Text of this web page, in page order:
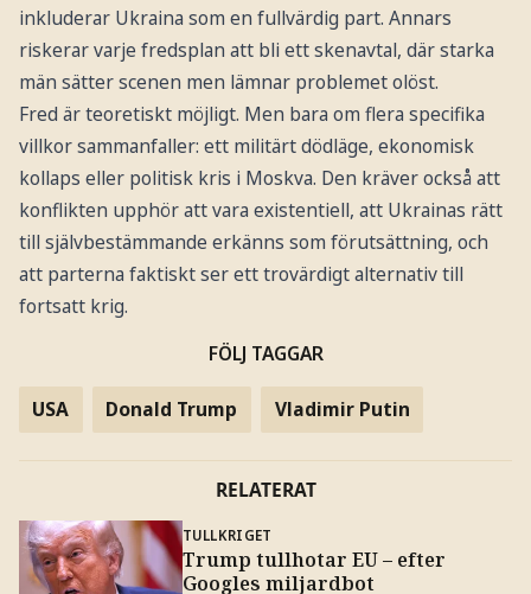
inkluderar Ukraina som en fullvärdig part. Annars
riskerar varje fredsplan att bli ett skenavtal, där starka
män sätter scenen men lämnar problemet olöst.
Fred är teoretiskt möjligt. Men bara om flera specifika
villkor sammanfaller: ett militärt dödläge, ekonomisk
kollaps eller politisk kris i Moskva. Den kräver också att
konflikten upphör att vara existentiell, att Ukrainas rätt
till självbestämmande erkänns som förutsättning, och
att parterna faktiskt ser ett trovärdigt alternativ till
fortsatt krig.
FÖLJ TAGGAR
USA Donald Trump Vladimir Putin
RELATERAT
TULLKRIGET
Trump tullhotar EU – efter
Googles miljardbot